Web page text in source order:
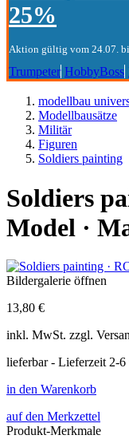
25%
Aktion gültig vom 24.07.
Trumpeter HobbyBoss
modellbau
Modellbausätze
Militär
Figuren
Soldiers painting
Soldiers
Model ·
Bildergalerie öffnen
13,80 €
inkl. MwSt. zzgl.
lieferbar - Lieferzeit 2-6
in den Warenkorb
auf den Merkzettel
Produkt-Merkmale